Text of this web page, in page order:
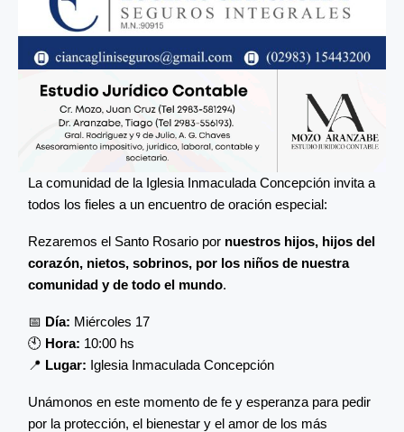
La comunidad de la Iglesia Inmaculada Concepción invita a
todos los fieles a un encuentro de oración especial:
Rezaremos el Santo Rosario por nuestros hijos, hijos del
corazón, nietos, sobrinos, por los niños de nuestra
comunidad y de todo el mundo.
📅 Día: Miércoles 17
🕙 Hora: 10:00 hs
📍 Lugar: Iglesia Inmaculada Concepción
Unámonos en este momento de fe y esperanza para pedir
por la protección, el bienestar y el amor de los más